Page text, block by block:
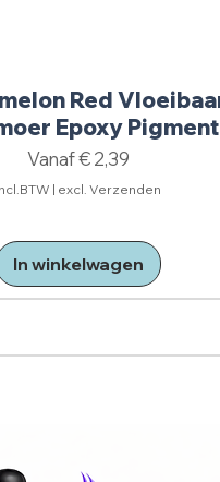
Red
Epoxy Pigment
Vanaf€ 2,39
Verkoopprijs
| excl. Verzenden
In winkelwagen